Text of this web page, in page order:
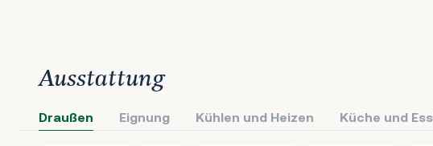
Ausstattung
Draußen Eignung Kühlen und Heizen Küche und